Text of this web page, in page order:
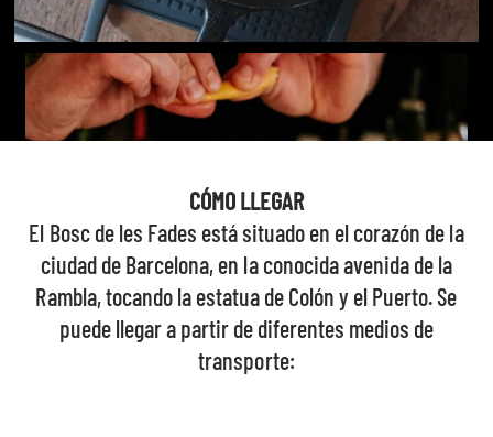
CÓMO LLEGAR
El Bosc de les Fades está situado en el corazón de la
ciudad de Barcelona, en la conocida avenida de la
Rambla, tocando la estatua de Colón y el Puerto. Se
puede llegar a partir de diferentes medios de
transporte: